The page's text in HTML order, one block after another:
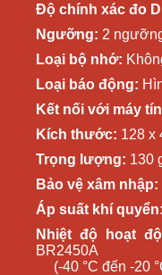
Độ chính xác đo
Ngưỡng: 2
Loại bộ nhớ:
Loại báo động:
Kết nối với máy
Kích thước: 128 x
Trọng lượng: 130
Bảo vệ xâm nhập:
Áp suất khí quyển:
Nhiệt độ hoạt
BR2450A
(-40 °C đến -20